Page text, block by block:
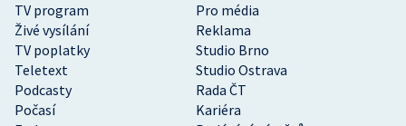
TV program
Pro média
Živé vysílání
Reklama
TV poplatky
Studio Brno
Teletext
Studio Ostrava
Podcasty
Rada ČT
Počasí
Kariéra